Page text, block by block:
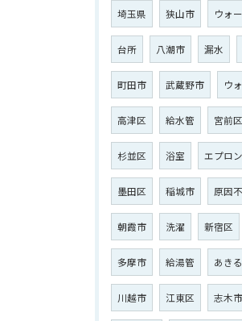
埼玉県 狭山市 ウォ
台所 八潮市 漏水
町田市 武蔵野市 ウ
高津区 給水管 宮前区
杉並区 浴室 エプロン
墨田区 稲城市 原因
朝霞市 洗濯 新宿区
多摩市 給湯管 あき
川越市 江東区 志木市